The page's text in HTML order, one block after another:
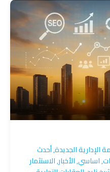
الإدارية الجديدة,أحدث
,اساسي,الأخبار,الاستثمار